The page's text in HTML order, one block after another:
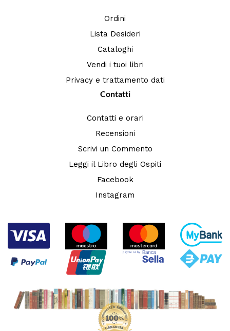
Ordini
Lista Desideri
Cataloghi
Vendi i tuoi libri
Privacy e trattamento dati
Contatti
Contatti e orari
Recensioni
Scrivi un Commento
Leggi il Libro degli Ospiti
Facebook
Instagram